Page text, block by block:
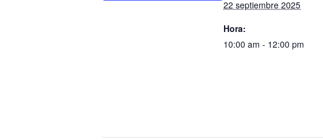
22 septiembre 2025
Hora:
10:00 am - 12:00 pm